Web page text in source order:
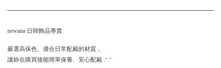
newana 日韓飾品專賣
嚴選高保色、適合日常配戴的材質，
讓妳在購買後能簡單保養、安心配戴 .ᐟ.ᐟ